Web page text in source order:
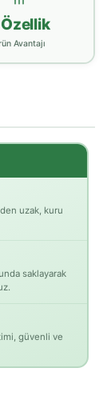
Avantajı
uzak, kuru
saklayarak
güvenli ve